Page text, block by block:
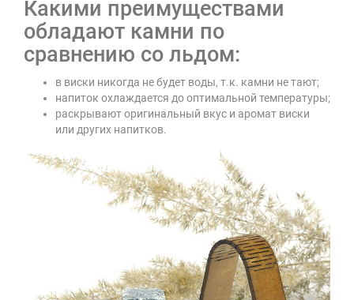
Какими преимуществами
обладают камни по
сравнению со льдом:
в виски никогда не будет воды, т.к. камни не тают;
напиток охлаждается до оптимальной температуры;
раскрывают оригинальный вкус и аромат виски
или других напитков.